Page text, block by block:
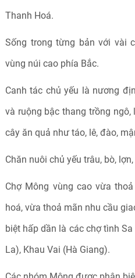
Thanh Hoá.
Sống trong từng bản với vài
vùng núi cao phía Bắc.
Canh tác chủ yếu là nương
và ruộng bậc thang trồng
cây ăn quả như táo, lê, đào,
Chăn nuôi chủ yếu trâu, bò,
Chợ Mông vùng cao vừa
hoá, vừa thoả mãn nhu cầu
biệt hấp dần là các chợ tình
La), Khau Vai (Hà Giang).